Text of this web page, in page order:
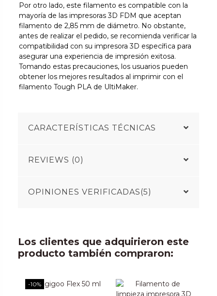
Por otro lado, este filamento es compatible con la
mayoría de las impresoras 3D FDM que aceptan
filamento de 2,85 mm de diámetro. No obstante,
antes de realizar el pedido, se recomienda verificar la
compatibilidad con su impresora 3D específica para
asegurar una experiencia de impresión exitosa.
Tomando estas precauciones, los usuarios pueden
obtener los mejores resultados al imprimir con el
filamento Tough PLA de UltiMaker.
CARACTERÍSTICAS TÉCNICAS
REVIEWS (0)
OPINIONES VERIFICADAS(5)
Los clientes que adquirieron este
producto también compraron:
-10%